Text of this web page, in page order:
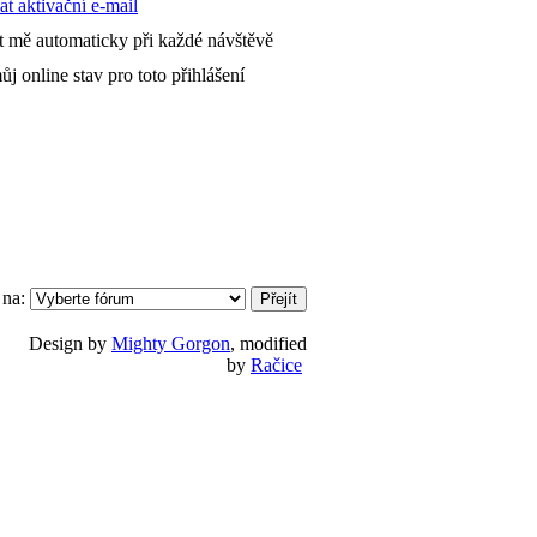
aktivační e-mail
mě automaticky při každé návštěvě
online stav pro toto přihlášení
Design by Mighty Gorgon, modified
by Račice